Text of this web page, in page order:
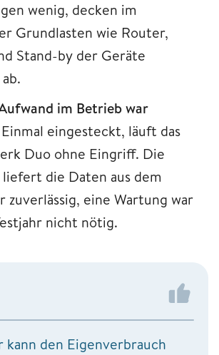
wenig, decken im
Grundlasten wie Router,
Stand-by der Geräte
im Betrieb war
eingesteckt, läuft das
Duo ohne Eingriff. Die
die Daten aus dem
zuverlässig, eine Wartung war
nicht nötig.
kann den Eigenverbrauch